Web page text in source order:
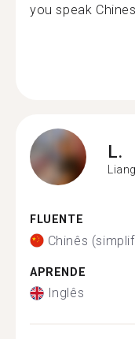
you speak
L.
FLUENTE
Chinês
APRENDE
Inglês